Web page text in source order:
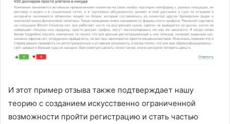
И этот пример отзыва также подтверждает нашу
теорию с созданием искусственно ограниченной
возможности пройти регистрацию и стать частью